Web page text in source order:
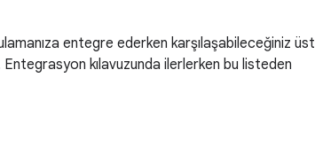
entegre ederken karşılaşabileceğiniz üst
kılavuzunda ilerlerken bu listeden